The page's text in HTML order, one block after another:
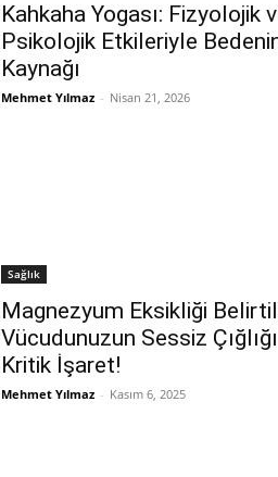
Kahkaha Yogası: Fizyolojik
Psikolojik Etkileriyle
Kaynağı
Mehmet Yılmaz - Nisan 21, 2026
Sağlık
Magnezyum Eksikliği
Vücudunuzun Sessiz
Kritik İşaret!
Mehmet Yılmaz - Kasım 6, 2025